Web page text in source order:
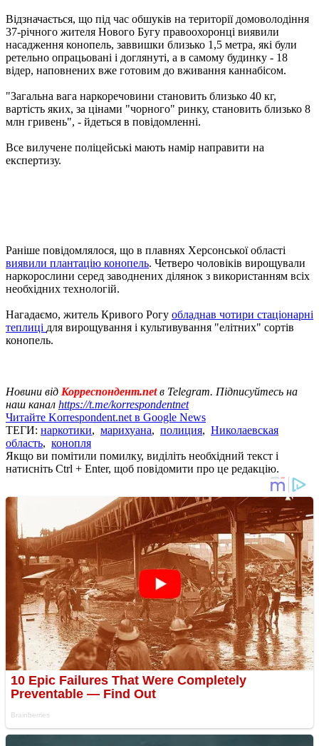
Відзначається, що під час обшуків на території домоволодіння
37-річного жителя Нового Бугу правоохоронці виявили
насадження конопель, заввишки близько 1,5 метра, які були
ретельно опрацьовані і доглянуті, а в самому будинку - 18
відер, наповнених вже готовим до вживання каннабісом.
"Загальна вага наркоречовини становить близько 40 кг,
вартість яких, за цінами "чорного" ринку, становить близько 8
млн гривень", - йдеться в повідомленні.
Все вилучене поліцейські мають намір направити на
експертизу.
Раніше повідомлялося, що в плавнях Херсонської області
виявили плантацію конопель. Четверо чоловіків вирощували
наркорослини серед заводнених ділянок з використанням всіх
необхідних технологій.
Нагадаємо, житель Кривого Рогу обладнав чотири стаціонарні
теплиці для вирощування і культивування "елітних" сортів
конопель.
Новини від Корреспондент.netв Telegram. Підписуйтесь на
наш канал https://t.me/korrespondentnet
Читайте Korrespondent.net в Google News
ТЕГИ: наркотики, марихуана, полиция, Николаевская
область, конопля
Якщо ви помітили помилку, виділіть необхідний текст і
натисніть Ctrl + Enter, щоб повідомити про це редакцію.